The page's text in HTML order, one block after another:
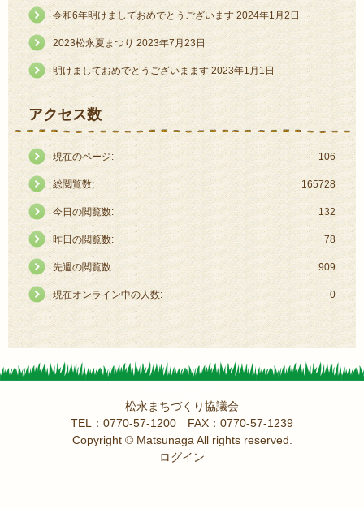
令和6年明けましておめでとうございます 2024年1月2日
2023松永夏まつり 2023年7月23日
明けましておめでとうございまます 2023年1月1日
アクセス数
106
現在のページ:
165728
総閲覧数:
132
今日の閲覧数:
78
昨日の閲覧数:
909
先週の閲覧数:
0
現在オンライン中の人数:
松永まちづくり協議会
TEL：0770-57-1200 FAX：0770-57-1239
Copyright © Matsunaga All rights reserved.
ログイン